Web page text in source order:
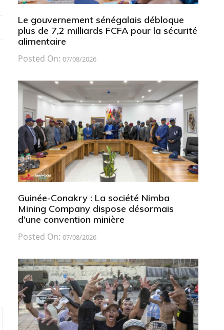
Le gouvernement sénégalais débloque
plus de 7,2 milliards FCFA pour la sécurité
alimentaire
Posted On: 07/08/2026
Guinée-Conakry : La société Nimba
Mining Company dispose désormais
d’une convention minière
Posted On: 07/08/2026